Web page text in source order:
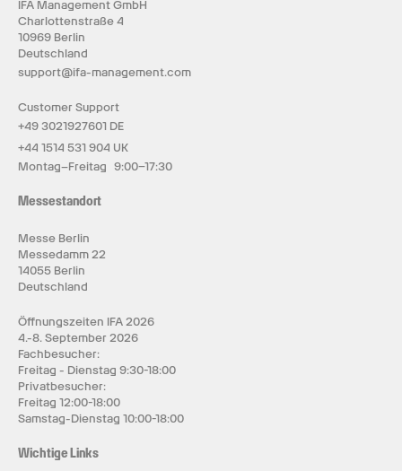
IFA Management GmbH
Charlottenstraße 4
10969 Berlin
Deutschland
support@ifa-management.com
Customer Support
+49 3021927601 DE
+44 1514 531 904 UK
Montag–Freitag 9:00–17:30
Messestandort
Messe Berlin
Messedamm 22
14055 Berlin
Deutschland
Öffnungszeiten IFA 2026
4.-8. September 2026
Fachbesucher:
Freitag - Dienstag 9:30-18:00
Privatbesucher:
Freitag 12:00-18:00
Samstag-Dienstag 10:00-18:00
Wichtige Links